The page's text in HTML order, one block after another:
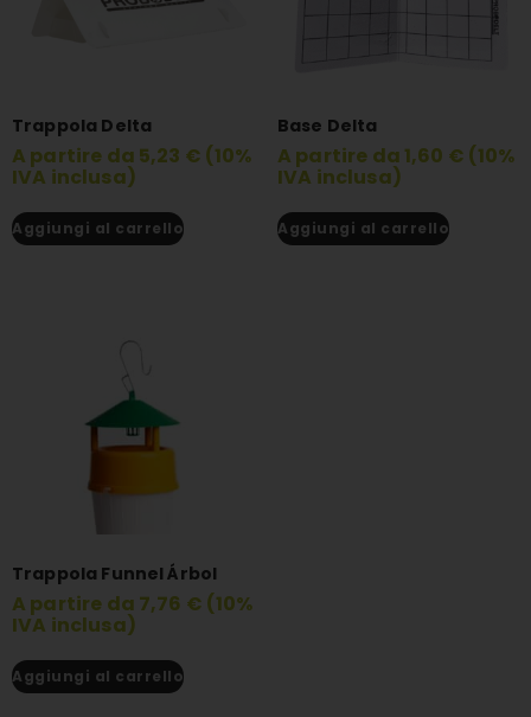
Trappola Delta
A partire da 5,23 € (10%
IVA inclusa)
Aggiungi al carrello
Base Delta
A partire da 1,60 € (10%
IVA inclusa)
Aggiungi al carrello
Trappola Funnel Árbol
A partire da 7,76 € (10%
IVA inclusa)
Aggiungi al carrello